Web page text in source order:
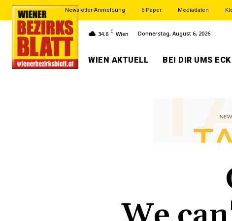
Newsletter-Anmeldung E-Paper Mediadaten
34.6 C Wien Donnerstag, August 6, 2026
WIEN AKTUELL BEI DIR UMS ECK